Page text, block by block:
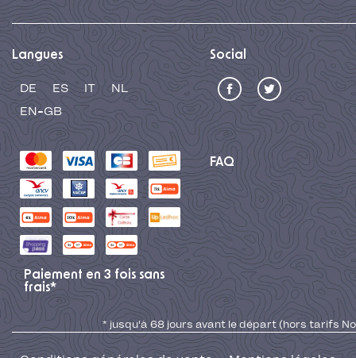
Langues
DE ES IT
NL
EN-GB
Social
FAQ
Paiement en 3 fois sans
frais*
* jusqu'à 68 jours avant le départ (hors tarifs No